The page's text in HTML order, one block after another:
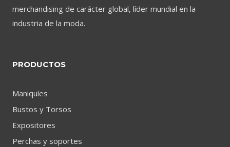
merchandising de carácter global, líder mundial en la
industria de la moda.
PRODUCTOS
Maniquíes
Bustos y Torsos
Expositores
Perchas y soportes